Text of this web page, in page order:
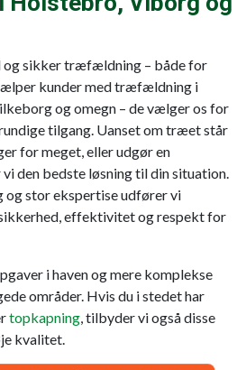
og sikker træfældning – både for
kunder med træfældning i
og omegn – de vælger os for
tilgang. Uanset om træet står
for meget, eller udgør en
den bedste løsning til din situation.
og stor ekspertise udfører vi
effektivitet og respekt for
i haven og mere komplekse
områder. Hvis du i stedet har
topkapning, tilbyder vi også disse
kvalitet.